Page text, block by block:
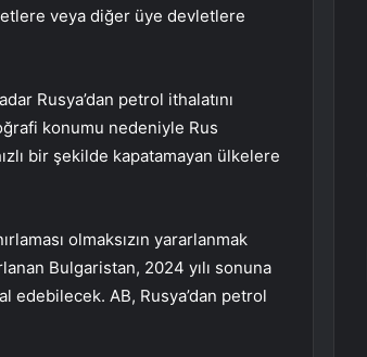
veya diğer üye devletlere
Rusya’dan petrol ithalatını
konumu nedeniyle Rus
bir şekilde kapatamayan ülkelere
olmaksızın yararlanmak
Bulgaristan, 2024 yılı sonuna
edebilecek. AB, Rusya’dan petrol